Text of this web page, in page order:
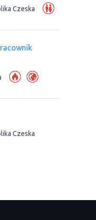
Czeska
Czeska